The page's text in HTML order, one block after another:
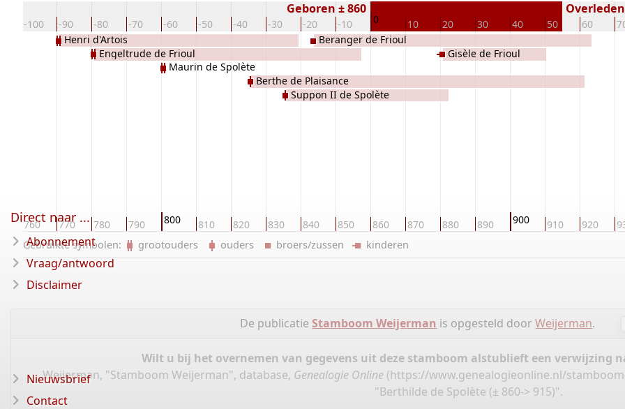
-100 -90 -80 -70 -60 -50 -40 -30 -20 -10 0 10 20 30 40 50 60
Geboren ± 860
760 770 780 790 800 810 820 830 840 850 860 870 880 890 900 910 920
Henri d'Artois
Engeltrude de Frioul
Maurin de Spolète
Berthe de Plaisance
Suppon II de Spolète
Beranger de Frioul
Gisèle de Frioul
Gebruikte symbolen: grootouders ouders broers/zussen kinderen
De publicatieStamboom Weijerman is opgesteld doorWeijerman.
Wilt u bij het overnemen van gegevens uit deze stamboom alstublieft een verwijzing
Weijerman, "Stamboom Weijerman", database, Genealogie Online (https://www.genealogieonline.nl/
"Berthilde de Spolète (± 860-> 915)".
Direct naar ...
Abonnement
Vraag/antwoord
Disclaimer
Nieuwsbrief
Contact